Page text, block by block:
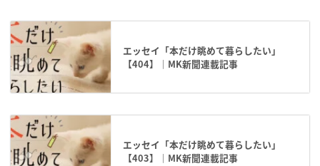
エッセイ「本だけ眺めて暮らしたい」
【404】｜MK新聞連載記事
エッセイ「本だけ眺めて暮らしたい」
【403】｜MK新聞連載記事